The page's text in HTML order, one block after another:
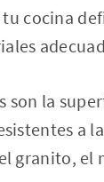
cocina
son la
a
granito, el